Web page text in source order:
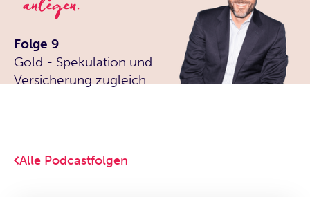
Folge 9
Gold - Spekulation und
Versicherung zugleich
Alle Podcastfolgen